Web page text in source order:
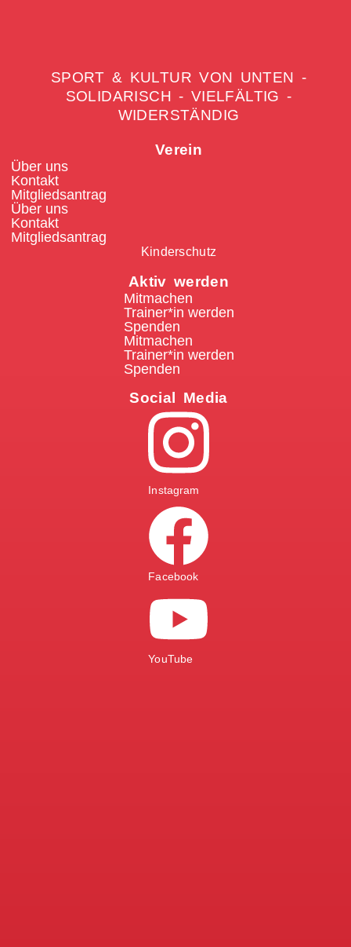
SPORT & KULTUR VON UNTEN -
SOLIDARISCH - VIELFÄLTIG -
WIDERSTÄNDIG
Verein
Über uns
Kontakt
Mitgliedsantrag
Über uns
Kontakt
Mitgliedsantrag
Kinderschutz
Aktiv werden
Mitmachen
Trainer*in werden
Spenden
Mitmachen
Trainer*in werden
Spenden
Social Media
Instagram
Facebook
YouTube